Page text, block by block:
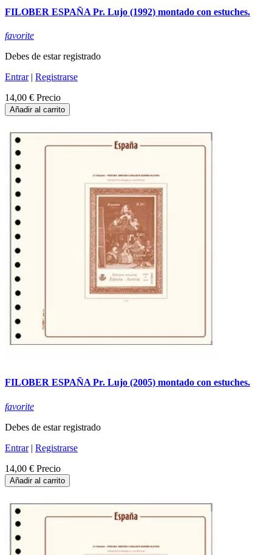
FILOBER ESPAÑA Pr. Lujo (1992) montado con estuches.
favorite
Debes de estar registrado
Entrar| Registrarse
14,00 € Precio
Añadir al carrito
FILOBER ESPAÑA Pr. Lujo (2005) montado con estuches.
favorite
Debes de estar registrado
Entrar| Registrarse
14,00 € Precio
Añadir al carrito